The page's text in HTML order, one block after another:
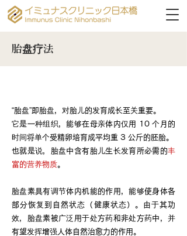
胎盘疗法
“胎盘”即胎盘，对胎儿的发育成长至关重要。
它是一种组织，能够在母亲体内仅用 10 个月的
时间将单个受精卵培育成平均重 3 公斤的胚胎。
也就是说，胎盘中含有胎儿生长发育所必需的丰
富的营养物质。
胎盘素具有调节体内机能的作用，能够使身体各
部分恢复到自然状态（健康状态）。由于其功
效，胎盘素被广泛用于处方药和非处方药中，并
有望发挥增强人体自然治愈力的作用。